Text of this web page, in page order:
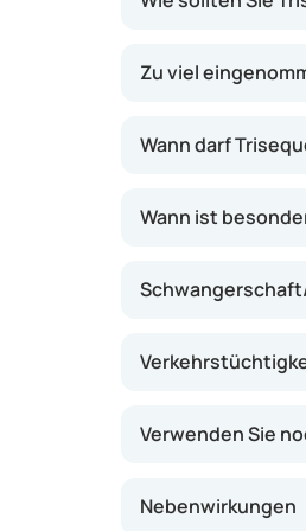
den
lindern und das
Zyklus. Dies kann
und
Zu viel
Wann darf
Wann ist
Verwenden Sie
Nebenwirkungen